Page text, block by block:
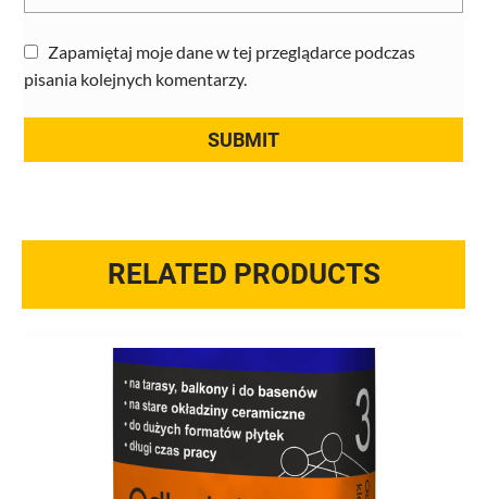
Zapamiętaj moje dane w tej przeglądarce podczas
pisania kolejnych komentarzy.
RELATED PRODUCTS